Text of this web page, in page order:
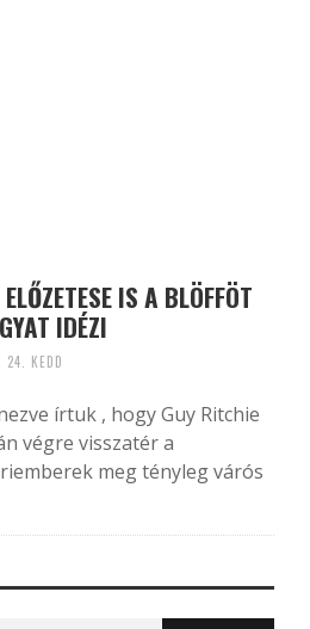
IS A BLÖFFÖT
IDÉZI
24. KEDD
írtuk , hogy Guy Ritchie
végre visszatér a
meg tényleg várós